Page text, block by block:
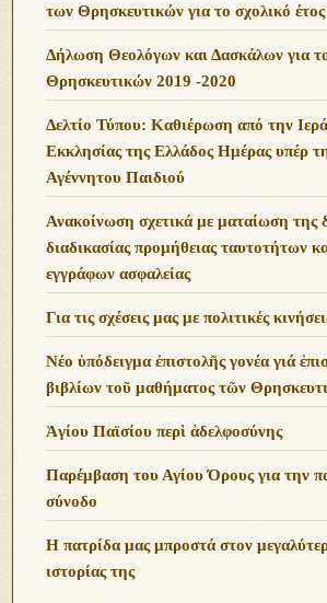
των Θρησκευτικών για το σχολικό
Δήλωση Θεολόγων και Δασκάλων για
Θρησκευτικών 2019 -2020
Δελτίο Τύπου: Καθιέρωση από την
Εκκλησίας της Ελλάδος Ημέρας υπέρ
Αγέννητου Παιδιού
Ανακοίνωση σχετικά με ματαίωση της
διαδικασίας προμήθειας ταυτοτήτων
εγγράφων ασφαλείας
Για τις σχέσεις μας με πολιτικές
Νέο ὑπόδειγμα ἐπιστολῆς γονέα γιά
βιβλίων τοῦ μαθήματος τῶν
Ἁγίου Παϊσίου περὶ ἀδελφοσύνης
Παρέμβαση του Αγίου Όρους για την
σύνοδο
Η πατρίδα μας μπροστά στον
ιστορίας της